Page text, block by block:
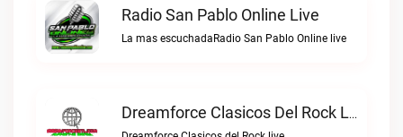
Radio San Pablo Online Live
La mas escuchadaRadio San Pablo Online live
Dreamforce Clasicos Del Rock Live